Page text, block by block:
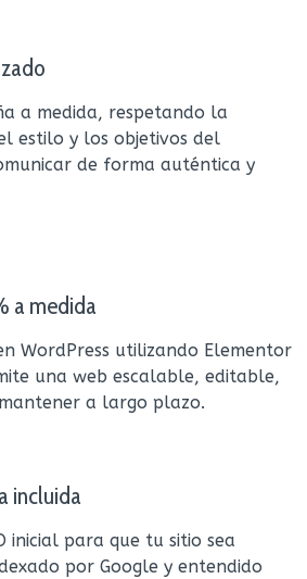
a medida, respetando la
estilo y los objetivos del
de forma auténtica y
a medida
WordPress utilizando Elementor
una web escalable, editable,
a largo plazo.
incluida
inicial para que tu sitio sea
por Google y entendido